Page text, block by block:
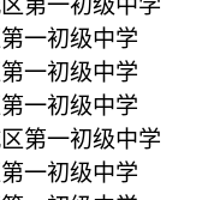
一初级中学
一初级中学
一初级中学
第一初级中学
一初级中学